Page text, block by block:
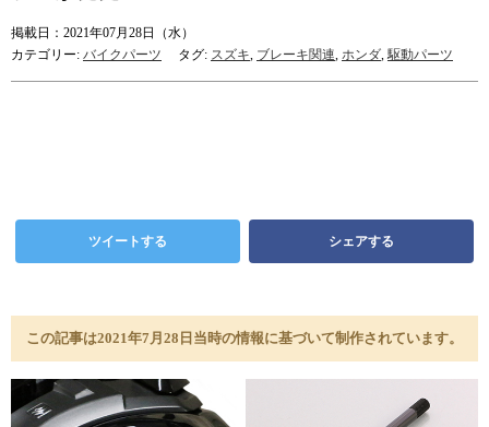
掲載日：2021年07月28日（水）
カテゴリー: バイクパーツ タグ: スズキ, ブレーキ関連, ホンダ,駆動パーツ
ツイートする シェアする
この記事は2021年7月28日当時の情報に基づいて制作されています。